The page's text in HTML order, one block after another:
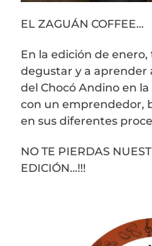
EL ZAGUÁN COFFEE…
En la edición de
degustar y a aprender
del Chocó Andino en
con un emprendedor,
en sus diferentes
NO TE PIERDAS
EDICIÓN…!!!